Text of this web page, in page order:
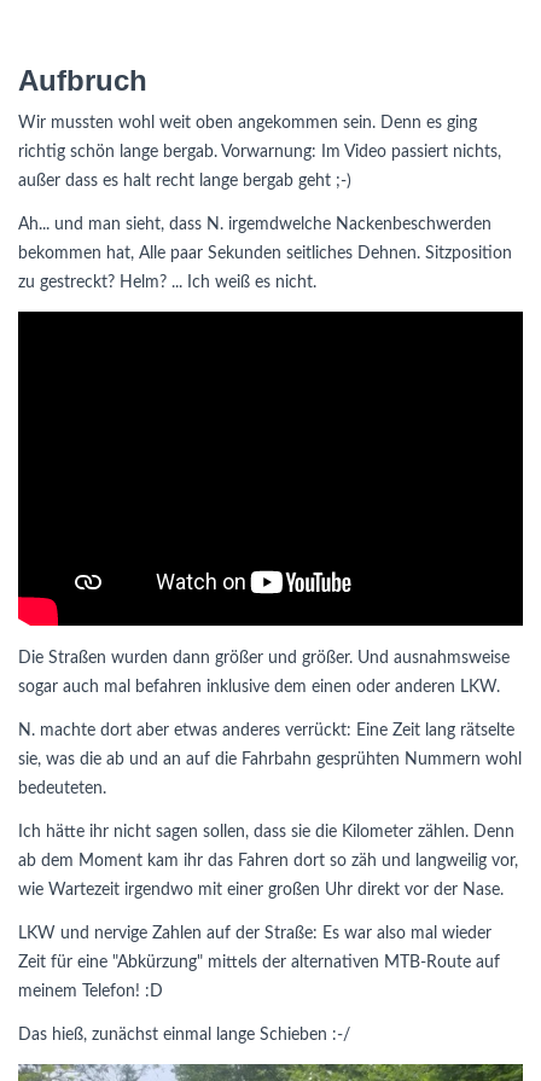
Aufbruch
Wir mussten wohl weit oben angekommen sein. Denn es ging
richtig schön lange bergab. Vorwarnung: Im Video passiert nichts,
außer dass es halt recht lange bergab geht ;-)
Ah... und man sieht, dass N. irgemdwelche Nackenbeschwerden
bekommen hat, Alle paar Sekunden seitliches Dehnen. Sitzposition
zu gestreckt? Helm? ... Ich weiß es nicht.
Die Straßen wurden dann größer und größer. Und ausnahmsweise
sogar auch mal befahren inklusive dem einen oder anderen LKW.
N. machte dort aber etwas anderes verrückt: Eine Zeit lang rätselte
sie, was die ab und an auf die Fahrbahn gesprühten Nummern wohl
bedeuteten.
Ich hätte ihr nicht sagen sollen, dass sie die Kilometer zählen. Denn
ab dem Moment kam ihr das Fahren dort so zäh und langweilig vor,
wie Wartezeit irgendwo mit einer großen Uhr direkt vor der Nase.
LKW und nervige Zahlen auf der Straße: Es war also mal wieder
Zeit für eine "Abkürzung" mittels der alternativen MTB-Route auf
meinem Telefon! :D
Das hieß, zunächst einmal lange Schieben :-/